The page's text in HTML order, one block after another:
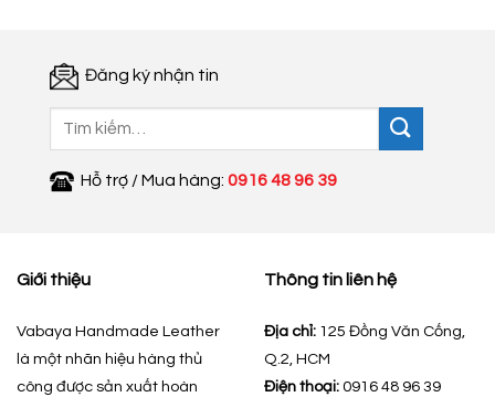
Đăng ký nhận tin
Hỗ trợ / Mua hàng: 0916 48 96 39
Giới thiệu
Vabaya Handmade Leather
là một nhãn hiệu hàng thủ
công được sản xuất hoàn
Thông tin liên hệ
Địa chỉ: 125 Đồng Văn Cống,
Q.2, HCM
Điện thoại: 0916 48 96 39